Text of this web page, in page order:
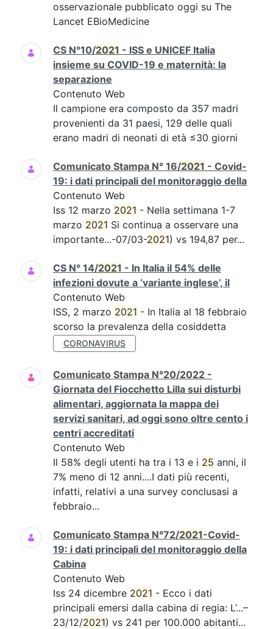
osservazionale pubblicato oggi su The
Lancet EBioMedicine
CS N°10/2021 - ISS e UNICEF Italia
insieme su COVID-19 e maternità: la
separazione
Contenuto Web
Il campione era composto da 357 madri
provenienti da 31 paesi, 129 delle quali
erano madri di neonati di età ≤30 giorni
Comunicato Stampa N° 16/2021 - Covid-
19: i dati principali del monitoraggio della
Contenuto Web
Iss 12 marzo 2021 - Nella settimana 1-7
marzo 2021 Si continua a osservare una
importante...-07/03-2021) vs 194,87 per...
CS N° 14/2021 - In Italia il 54% delle
infezioni dovute a ‘variante inglese’, il
Contenuto Web
ISS, 2 marzo 2021 - In Italia al 18 febbraio
scorso la prevalenza della cosiddetta
CORONAVIRUS
Comunicato Stampa N°20/2022 -
Giornata del Fiocchetto Lilla sui disturbi
alimentari, aggiornata la mappa dei
servizi sanitari, ad oggi sono oltre cento i
centri accreditati
Contenuto Web
Il 58% degli utenti ha tra i 13 e i 25 anni, il
7% meno di 12 anni....I dati più recenti,
infatti, relativi a una survey conclusasi a
febbraio...
Comunicato Stampa N°72/2021-Covid-
19: i dati principali del monitoraggio della
Cabina
Contenuto Web
Iss 24 dicembre 2021 - Ecco i dati
principali emersi dalla cabina di regia: L’...–
23/12/2021) vs 241 per 100.000 abitanti...